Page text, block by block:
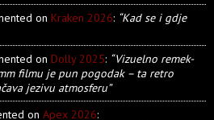
on Kraken 2026: “Kad se i gdje
on Dolly 2025: “Vizuelno remek-
filmu je pun pogodak – ta retro
jezivu atmosferu”
on Apex 2026: